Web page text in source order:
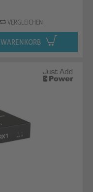
VERGLEICHEN
WARENKORB